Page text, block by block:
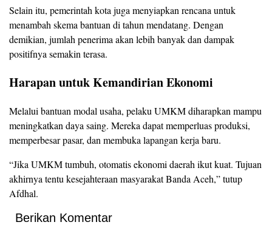
Selain itu, pemerintah kota juga menyiapkan rencana untuk
menambah skema bantuan di tahun mendatang. Dengan
demikian, jumlah penerima akan lebih banyak dan dampak
positifnya semakin terasa.
Harapan untuk Kemandirian Ekonomi
Melalui bantuan modal usaha, pelaku UMKM diharapkan mampu
meningkatkan daya saing. Mereka dapat memperluas produksi,
memperbesar pasar, dan membuka lapangan kerja baru.
“Jika UMKM tumbuh, otomatis ekonomi daerah ikut kuat. Tujuan
akhirnya tentu kesejahteraan masyarakat Banda Aceh,” tutup
Afdhal.
Berikan Komentar